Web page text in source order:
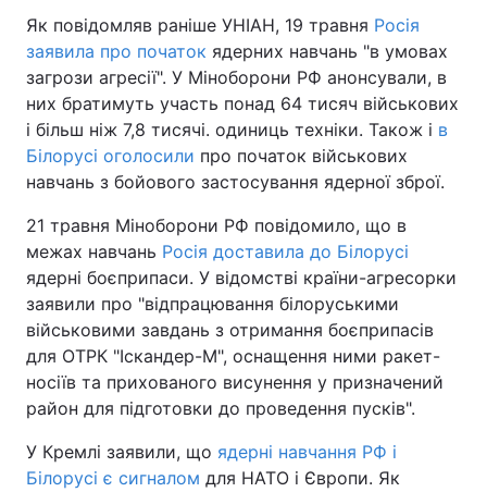
Як повідомляв раніше УНІАН, 19 травня Росія
заявила про початок ядерних навчань "в умовах
загрози агресії". У Міноборони РФ анонсували, в
них братимуть участь понад 64 тисяч військових
і більш ніж 7,8 тисячі. одиниць техніки. Також і в
Білорусі оголосили про початок військових
навчань з бойового застосування ядерної зброї.
21 травня Міноборони РФ повідомило, що в
межах навчань Росія доставила до Білорусі
ядерні боєприпаси. У відомстві країни-агресорки
заявили про "відпрацювання білоруськими
військовими завдань з отримання боєприпасів
для ОТРК "Іскандер-М", оснащення ними ракет-
носіїв та прихованого висунення у призначений
район для підготовки до проведення пусків".
У Кремлі заявили, що ядерні навчання РФ і
Білорусі є сигналом для НАТО і Європи. Як